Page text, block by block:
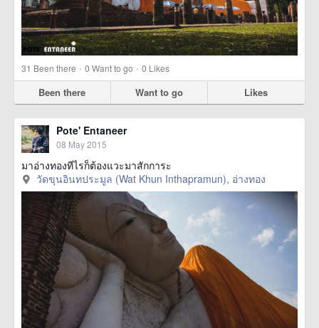
31 Been there · 0 Want to go · 0 Likes
Been there Want to go Likes
Pote' Entaneer
08 May 2015
มาอ่างทองทีไรก็ต้องแวะมาสักการะ
วัดขุนอินทประมูล (Wat Khun Inthapramun), อ่างทอง